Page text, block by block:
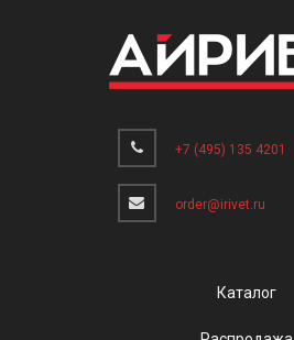
+7 (495) 135 4201
order@irivet.ru
Каталог